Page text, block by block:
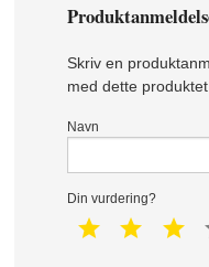
Skriv en
med dette
Navn
Din vurdering?
1 star 2 star 3